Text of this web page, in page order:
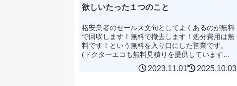
欲しいたった１つのこと
格安業者のセールス文句としてよくあるのが無料
で回収します！無料で撤去します！処分費用は無
料です！という無料を入り口にした営業です。
(ドクターエコも無料見積りを提供しています
が、これらの無料とは少し内容が異なります。)
無料なのにどうやって利益...
2023.11.01 2025.10.03